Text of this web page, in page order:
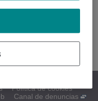
cáncer
Política de cookies
Canal de denuncias